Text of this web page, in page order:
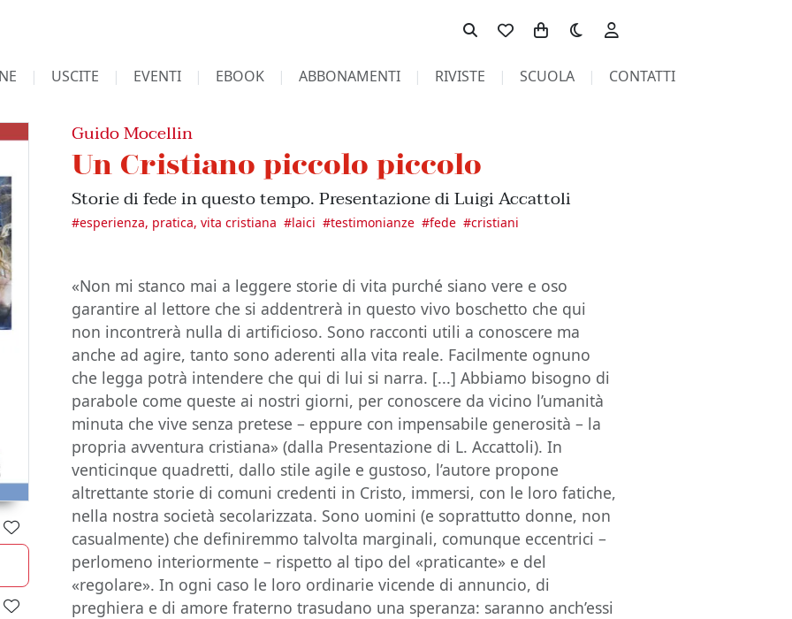
Toggle theme
USCITE EVENTI EBOOK ABBONAMENTI RIVISTE SCUOLA CONTATTI
Guido Mocellin
Un Cristiano piccolo piccolo
Storie di fede in questo tempo. Presentazione di Luigi Accattoli
#esperienza, pratica, vita cristiana #laici #testimonianze #fede #cristiani
«Non mi stanco mai a leggere storie di vita purché siano vere e oso
garantire al lettore che si addentrerà in questo vivo boschetto che qui
non incontrerà nulla di artificioso. Sono racconti utili a conoscere ma
anche ad agire, tanto sono aderenti alla vita reale. Facilmente ognuno
che legga potrà intendere che qui di lui si narra. [...] Abbiamo bisogno di
parabole come queste ai nostri giorni, per conoscere da vicino l’umanità
minuta che vive senza pretese – eppure con impensabile generosità – la
propria avventura cristiana» (dalla Presentazione di L. Accattoli). In
venticinque quadretti, dallo stile agile e gustoso, l’autore propone
altrettante storie di comuni credenti in Cristo, immersi, con le loro fatiche,
nella nostra società secolarizzata. Sono uomini (e soprattutto donne, non
casualmente) che definiremmo talvolta marginali, comunque eccentrici –
perlomeno interiormente – rispetto al tipo del «praticante» e del
«regolare». In ogni caso le loro ordinarie vicende di annuncio, di
preghiera e di amore fraterno trasudano una speranza: saranno anch’essi